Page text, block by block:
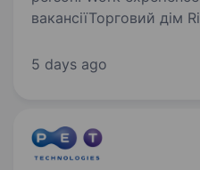
вакансіїТорговий дім
та снеків ручного
Ми пропонуємо:…
5 days ago